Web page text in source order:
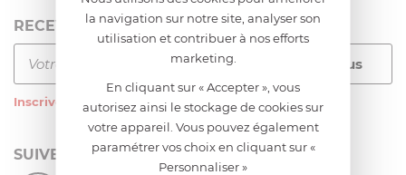
RECEVEZ LA NEWSLETTER
Inscrivez-vous à notre newsletter
SUIVEZ-NOUS
la navigation sur notre site, analyser son
utilisation et contribuer à nos efforts
marketing.
En cliquant sur « Accepter », vous
autorisez ainsi le stockage de cookies sur
votre appareil. Vous pouvez également
paramétrer vos choix en cliquant sur «
Personnaliser »